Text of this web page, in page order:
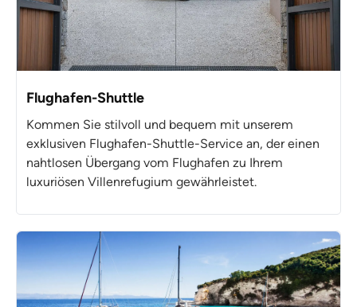
Flughafen-Shuttle
Kommen Sie stilvoll und bequem mit unserem
exklusiven Flughafen-Shuttle-Service an, der einen
nahtlosen Übergang vom Flughafen zu Ihrem
luxuriösen Villenrefugium gewährleistet.